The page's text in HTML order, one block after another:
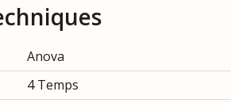
Anova
4 Temps